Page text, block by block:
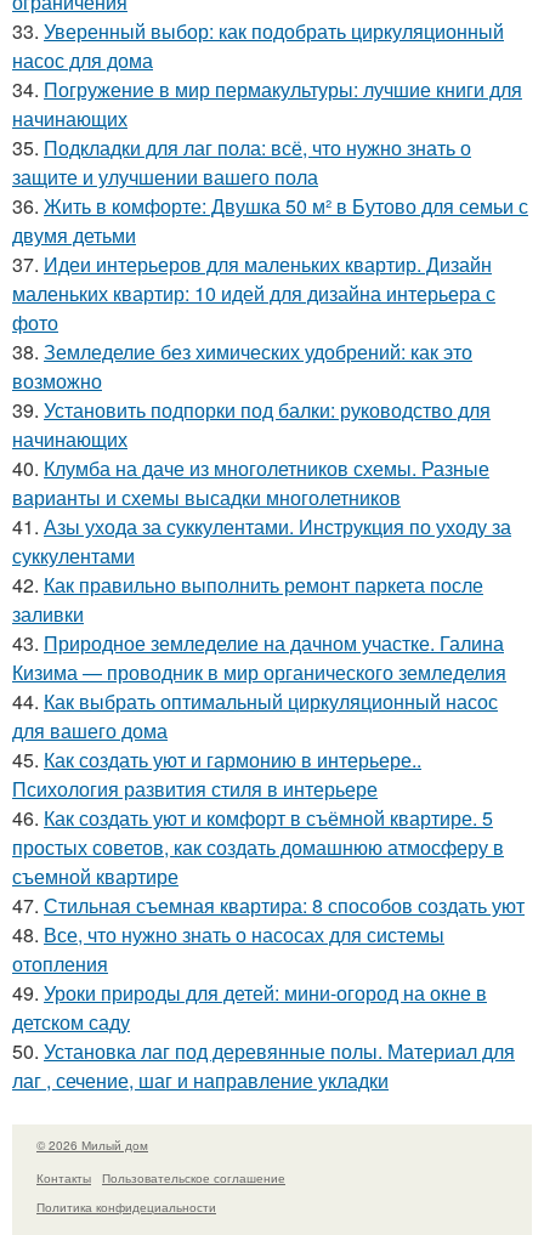
33. Уверенный выбор: как подобрать циркуляционный
насос для дома
34. Погружение в мир пермакультуры: лучшие книги для
начинающих
35. Подкладки для лаг пола: всё, что нужно знать о
защите и улучшении вашего пола
36. Жить в комфорте: Двушка 50 м² в Бутово для семьи с
двумя детьми
37. Идеи интерьеров для маленьких квартир. Дизайн
маленьких квартир: 10 идей для дизайна интерьера с
фото
38. Земледелие без химических удобрений: как это
возможно
39. Установить подпорки под балки: руководство для
начинающих
40. Клумба на даче из многолетников схемы. Разные
варианты и схемы высадки многолетников
41. Азы ухода за суккулентами. Инструкция по уходу за
суккулентами
42. Как правильно выполнить ремонт паркета после
заливки
43. Природное земледелие на дачном участке. Галина
Кизима — проводник в мир органического земледелия
44. Как выбрать оптимальный циркуляционный насос
для вашего дома
45. Как создать уют и гармонию в интерьере..
Психология развития стиля в интерьере
46. Как создать уют и комфорт в съёмной квартире. 5
простых советов, как создать домашнюю атмосферу в
съемной квартире
47. Стильная съемная квартира: 8 способов создать уют
48. Все, что нужно знать о насосах для системы
отопления
49. Уроки природы для детей: мини-огород на окне в
детском саду
50. Установка лаг под деревянные полы. Материал для
лаг , сечение, шаг и направление укладки
© 2026 Милый дом
Контакты
Пользовательское соглашение
Политика конфидециальности